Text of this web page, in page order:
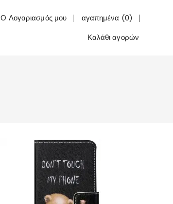
Ο Λογαριασμός μου
αγαπημένα (0)
Καλάθι αγορών